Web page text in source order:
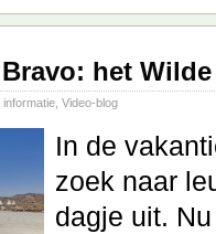
het
informatie Video-blog
In de
zoek naar
dagje uit.